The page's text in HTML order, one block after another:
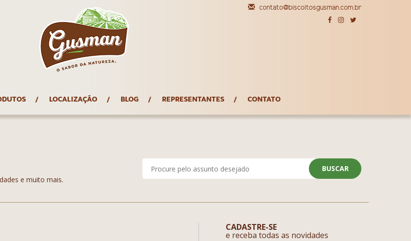
contato@biscoitosgusman.com.br
LOCALIZAÇÃO BLOG REPRESENTANTES CONTATO
e muito mais.
BUSCAR
CADASTRE-SE
e receba todas as novidades